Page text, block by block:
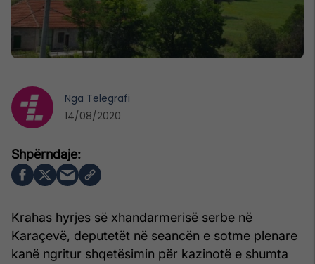
Krahas hyrjes së xhandarmerisë serbe në
Karaçevë, deputetët në seancën e sotme plenare
kanë ngritur shqetësimin për kazinotë e shumta
Nga Telegrafi
14/08/2020